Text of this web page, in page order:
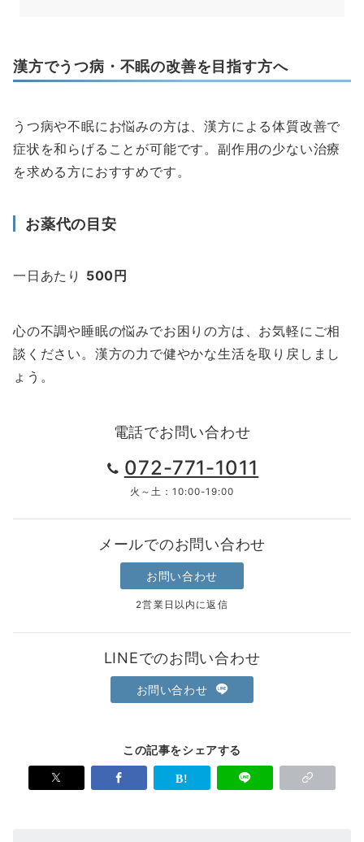
漢方でうつ病・不眠の改善を目指す方へ
うつ病や不眠にお悩みの方は、漢方による体質改善で
症状を和らげることが可能です。副作用の少ない治療
を求める方におすすめです。
お薬代の目安
一日あたり 500円
心の不調や睡眠の悩みでお困りの方は、お気軽にご相
談ください。漢方の力で健やかな生活を取り戻しまし
ょう。
電話でお問い合わせ
072-771-1011
火～土：10:00-19:00
メールでのお問い合わせ
お問い合わせ
2営業日以内に返信
LINEでのお問い合わせ
お問い合わせ
この記事をシェアする